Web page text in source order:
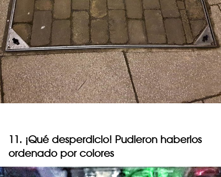
11. ¡Qué desperdicio! Pudieron haberlos
ordenado por colores